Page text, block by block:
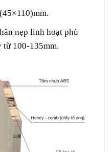
nẹp linh hoạt phù
từ 100-135mm.